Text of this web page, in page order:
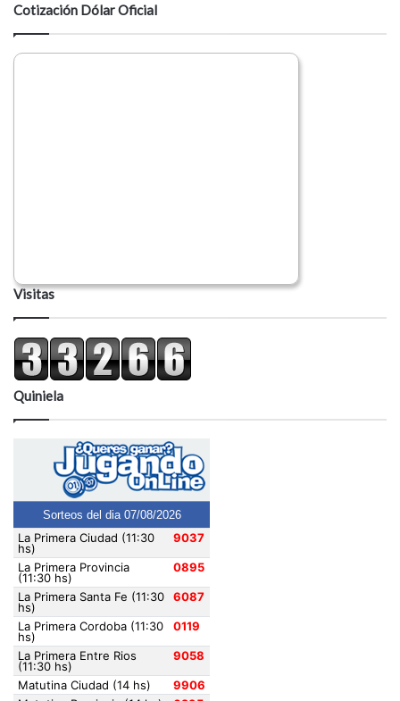
Cotización Dólar Oficial
Visitas
Quiniela